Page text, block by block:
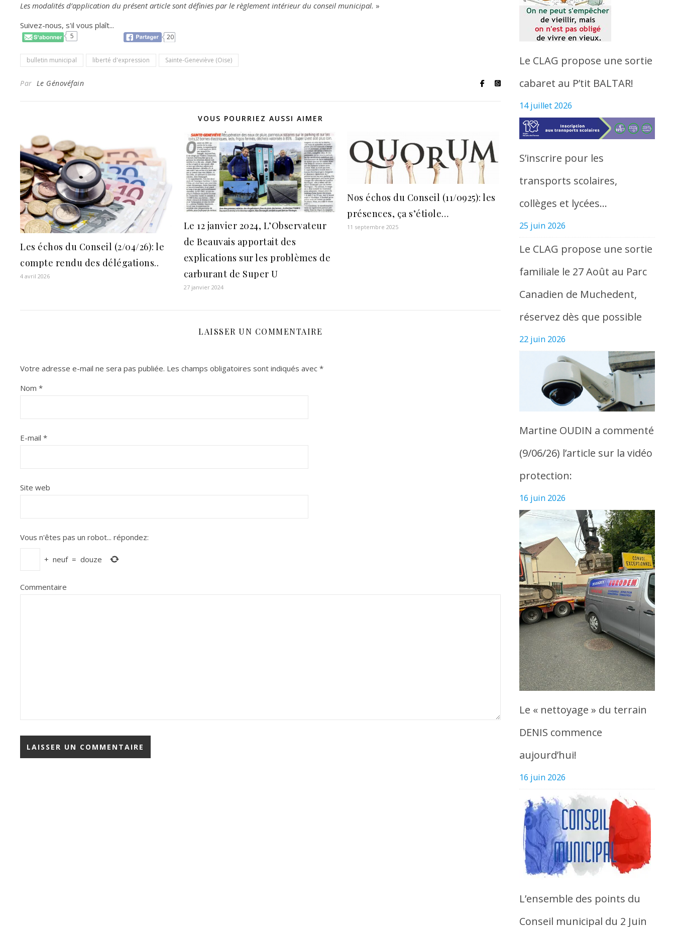
Les modalités d’application du présent article sont définies par le règlement intérieur du conseil municipal. »
Suivez-nous, s'il vous plaît...
5 20
bulletin municipal liberté d'expression Sainte-Geneviève (Oise)
Par Le Génovéfain
VOUS POURRIEZ AUSSI AIMER
Les échos du Conseil (2/04/26): le
compte rendu des délégations..
4 avril 2026
Le 12 janvier 2024, L’Observateur
de Beauvais apportait des
explications sur les problèmes de
carburant de Super U
27 janvier 2024
Nos échos du Conseil (11/0925): les
présences, ça s’étiole…
11 septembre 2025
LAISSER UN COMMENTAIRE
Votre adresse e-mail ne sera pas publiée. Les champs obligatoires sont indiqués avec *
Nom *
E-mail *
Site web
Vous n'êtes pas un robot... répondez:
+ neuf = douze
Commentaire
Le CLAG propose une sortie
cabaret au P’tit BALTAR!
14 juillet 2026
S’inscrire pour les
transports scolaires,
collèges et lycées…
25 juin 2026
Le CLAG propose une sortie
familiale le 27 Août au Parc
Canadien de Muchedent,
réservez dès que possible
22 juin 2026
Martine OUDIN a commenté
(9/06/26) l’article sur la vidéo
protection:
16 juin 2026
Le « nettoyage » du terrain
DENIS commence
aujourd’hui!
16 juin 2026
L’ensemble des points du
Conseil municipal du 2 Juin